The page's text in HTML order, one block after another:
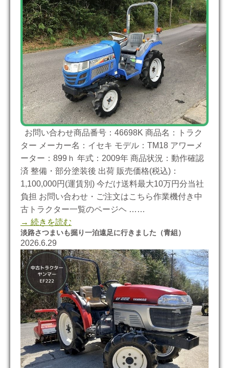
お問い合わせ商品番号：46698K 商品名：トラク
ター メーカー名：イセキ モデル：TM18 アワーメ
ーター：899ｈ 年式：2009年 商品状況：動作確認
済 整備・部分塗装後 出荷 販売価格(税込)：
1,100,000円(運賃別) 今だけ送料最大10万円分当社
負担 お問い合わせ・ご注文はこちら作業機付き中
古トラクター一覧のページヘ ……
→ 続きを読む
淡路さつまいも掘り一泊遠足に行きました（青組）
2026.6.29